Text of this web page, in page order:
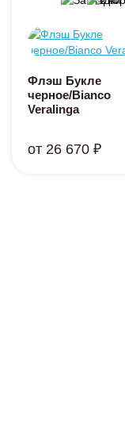
Флэш Букле
черное/Bianco
Veralinga
от 26 670 ₽